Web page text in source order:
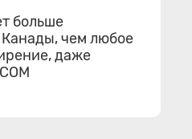
больше
Канады, чем любое
даже